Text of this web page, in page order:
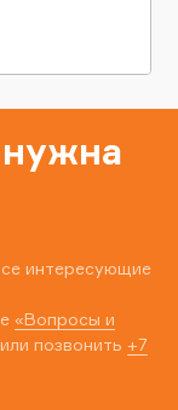
интересующие
«Вопросы и
позвонить +7